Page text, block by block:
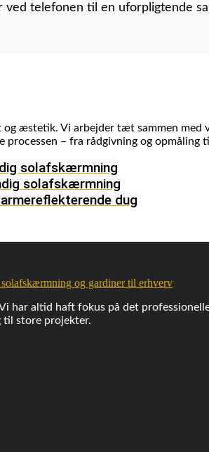
ved telefonen til en uforpligtende
æstetik. Vi arbejder tæt sammen med
processen – fra rådgivning og opmåling
solafskærmning
solafskærmning
dug
har altid haft fokus på det
til store projekter.